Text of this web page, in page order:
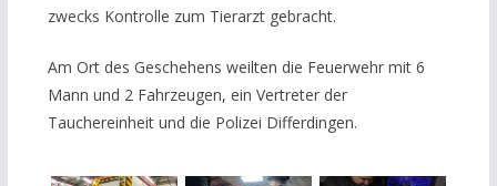
zwecks Kontrolle zum Tierarzt gebracht.
Am Ort des Geschehens weilten die Feuerwehr mit 6
Mann und 2 Fahrzeugen, ein Vertreter der
Tauchereinheit und die Polizei Differdingen.